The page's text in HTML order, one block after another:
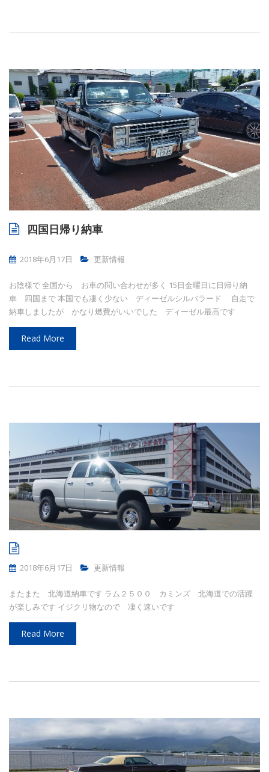
四国日帰り納車
2018年6月17日 更新情報
お陰様で 全国から お車の問い合わせが多く 15日金曜日に日帰り納
車 四国まで 本国でも凄く少ない ディーゼルシルバラード 自走で
納車しましたが かなり燃費がいいでした ディーゼル最高です
Read More
2018年6月17日 更新情報
またまた 北海道納車です ラム２５００ カミンズ 北海道での活躍
が楽しみです イジクリ物なので 凄く速いです
Read More